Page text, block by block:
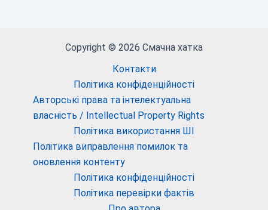
Copyright © 2026 Смачна хатка
Контакти
Політика конфіденційності
Авторські права та інтелектуальна
власність / Intellectual Property Rights
Політика використання ШІ
Політика виправлення помилок та
оновлення контенту
Політика конфіденційності
Політика перевірки фактів